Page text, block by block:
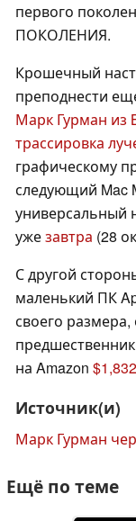
первого
ПОКОЛЕНИЯ.
Крошечный
преподнести
Марк Гурман из
трассировка
графическому
следующий Mac
универсальный
ужезавтра (28
С другой
маленький ПК
своего
на Amazon
Источник(и)
Марк Гурман
Ещё по теме